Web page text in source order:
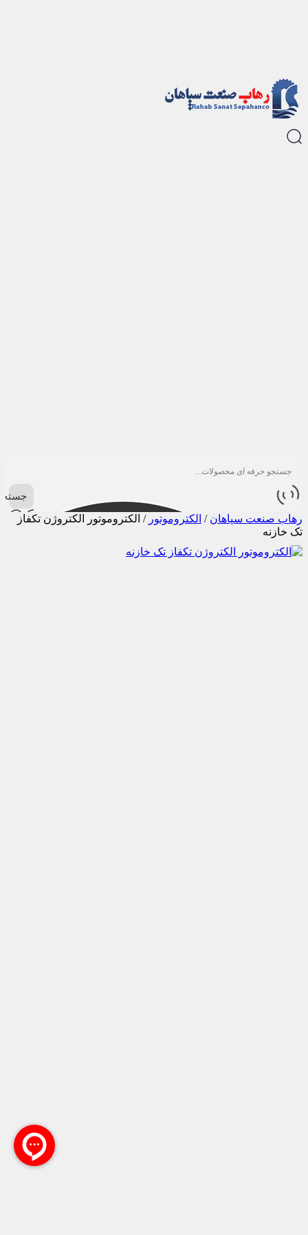
رهاب صنعت سپاهان / الکتروموتور / الکتروموتور الکتروژن تکفاز
تک خازنه